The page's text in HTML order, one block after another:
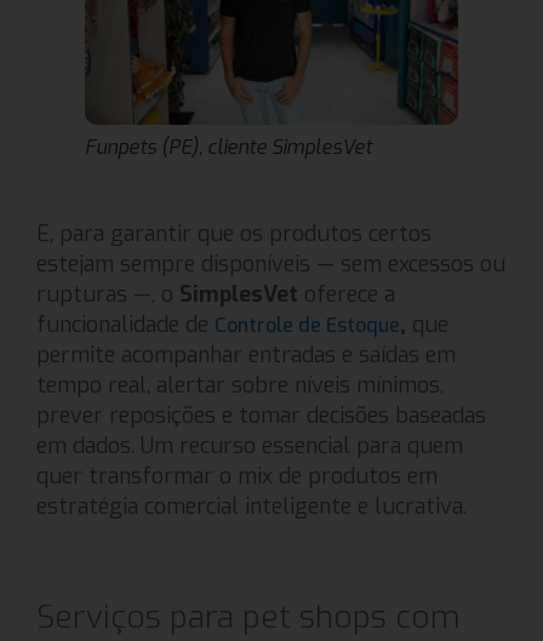
Funpets (PE), cliente SimplesVet
E, para garantir que os produtos certos
estejam sempre disponíveis — sem excessos ou
rupturas —, o SimplesVet oferece a
funcionalidade de Controle de Estoque, que
permite acompanhar entradas e saídas em
tempo real, alertar sobre níveis mínimos,
prever reposições e tomar decisões baseadas
em dados. Um recurso essencial para quem
quer transformar o mix de produtos em
estratégia comercial inteligente e lucrativa.
Serviços para pet shops com